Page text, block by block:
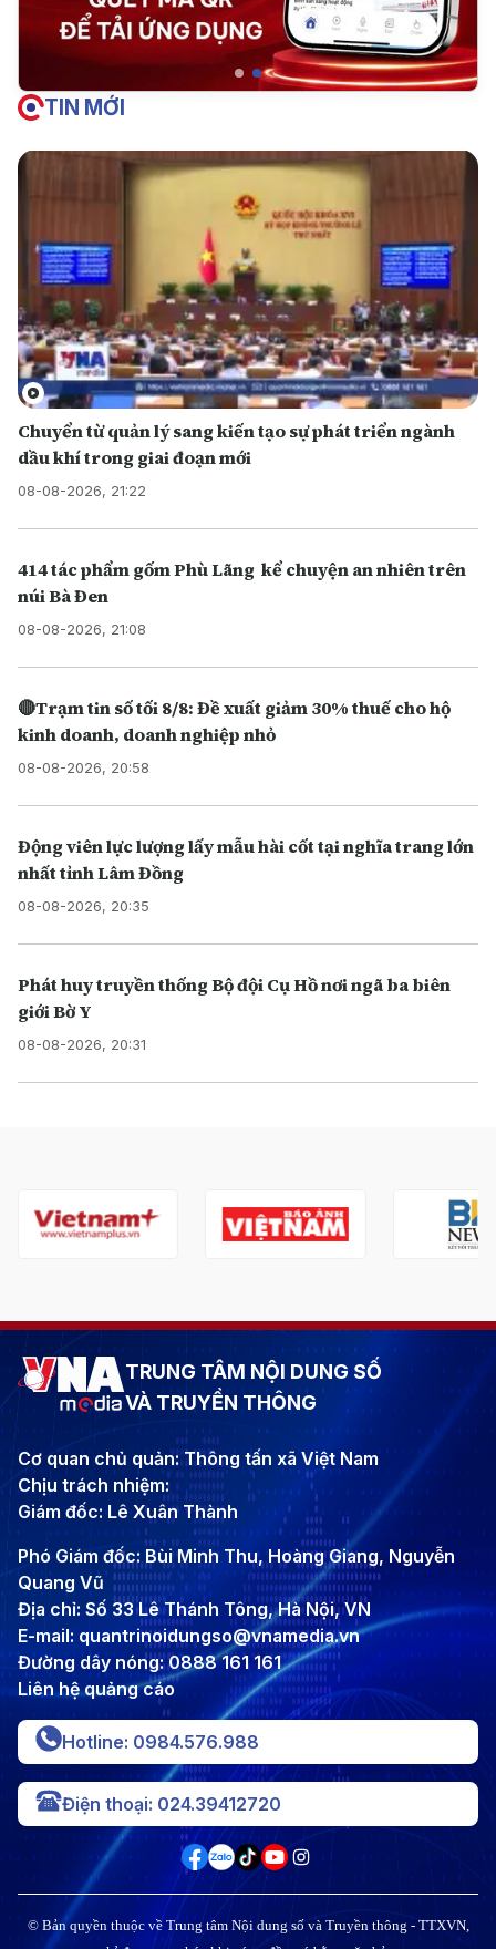
TIN MỚI
Chuyển từ quản lý sang kiến tạo sự phát triển ngành
dầu khí trong giai đoạn mới
08-08-2026, 21:22
414 tác phẩm gốm Phù Lãng kể chuyện an nhiên trên
núi Bà Đen
08-08-2026, 21:08
🔴Trạm tin số tối 8/8: Đề xuất giảm 30% thuế cho hộ
kinh doanh, doanh nghiệp nhỏ
08-08-2026, 20:58
Động viên lực lượng lấy mẫu hài cốt tại nghĩa trang lớn
nhất tỉnh Lâm Đồng
08-08-2026, 20:35
Phát huy truyền thống Bộ đội Cụ Hồ nơi ngã ba biên
giới Bờ Y
08-08-2026, 20:31
TRUNG TÂM NỘI DUNG SỐ
VÀ TRUYỀN THÔNG
Cơ quan chủ quản: Thông tấn xã Việt Nam
Chịu trách nhiệm:
Giám đốc: Lê Xuân Thành
Phó Giám đốc: Bùi Minh Thu, Hoàng Giang, Nguyễn
Quang Vũ
Địa chỉ: Số 33 Lê Thánh Tông, Hà Nội, VN
E-mail: quantrinoidungso@vnamedia.vn
Đường dây nóng: 0888 161 161
Liên hệ quảng cáo
Hotline: 0984.576.988
Điện thoại: 024.39412720
© Bản quyền thuộc về Trung tâm Nội dung số và Truyền thông - TTXVN,